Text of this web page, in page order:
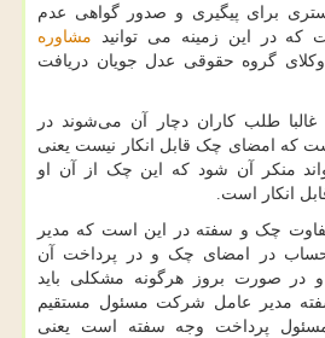
برای پیگیری و صدور گواهی عدم
که در این زمینه می توانید مشاوره
وکلای گروه حقوقی عدل جویان دریافت
طلب کاران دچار آن می‌شوند در
که امضای چک قابل انکار نیست یعنی
منکر آن شود که این چک از آن او
انکار است.
چک و سفته در این است که مدیر
در امضای چک و در پرداخت آن
و در صورت بروز هرگونه مشکلی باید
مدیر عامل شرکت مسئول مستقیم
پرداخت وجه سفته است یعنی